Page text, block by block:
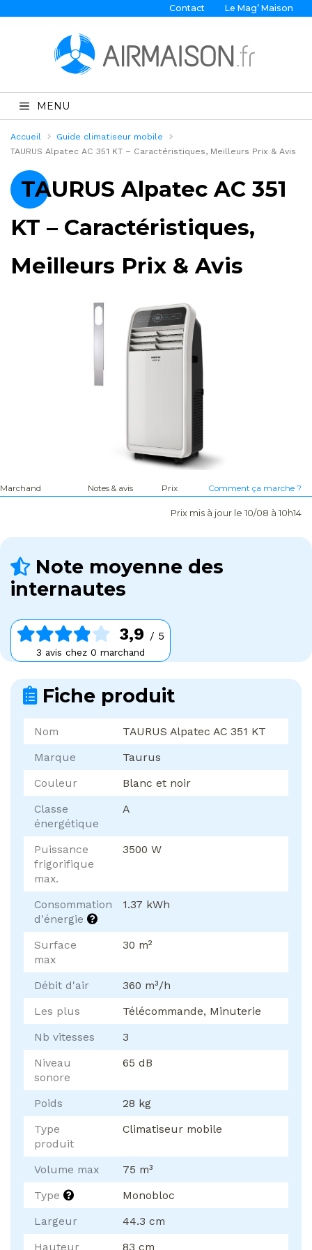
Contact Le Mag’ Maison
MENU
Accueil
Guide climatiseur mobile
TAURUS Alpatec AC 351 KT – Caractéristiques, Meilleurs Prix & Avis
TAURUS Alpatec AC 351
KT – Caractéristiques,
Meilleurs Prix & Avis
Marchand Notes & avis Prix Comment ça marche ?
Prix mis à jour le 10/08 à 10h14
Note moyenne des
internautes
3,9 / 5
3 avis chez 0 marchand
Fiche produit
Nom
TAURUS Alpatec AC 351 KT
Marque
Taurus
Couleur
Blanc et noir
Classe
énergétique
A
Puissance
frigorifique
max.
3500 W
Consommation
d'énergie
1.37 kWh
Surface
max
30 m²
Débit d'air
360 m³/h
Les plus
Télécommande, Minuterie
Nb vitesses
3
Niveau
sonore
65 dB
Poids
28 kg
Type
produit
Climatiseur mobile
Volume max
75 m³
Type
Monobloc
Largeur
44.3 cm
Hauteur
83 cm